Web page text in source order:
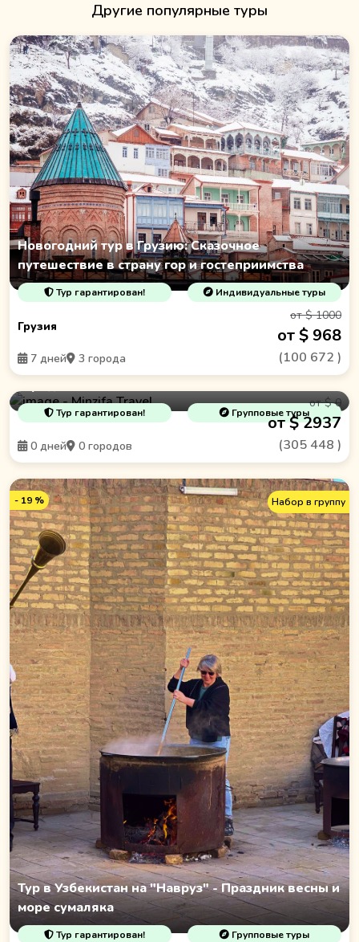
Другие популярные туры
Новогодний тур в Грузию: Сказочное
путешествие в страну гор и гостеприимства
Тур гарантирован! Индивидуальные туры
Грузия
7 дней 3 города
от $ 1000
от $ 968
(100 672 )
Иран за 12 дней: чудесная история и красота
Тур гарантирован! Групповые туры
0 дней 0 городов
от $ 0
от $ 2937
(305 448 )
Набор в группу
- 19 %
Тур в Узбекистан на "Навруз" - Праздник весны и
море сумаляка
Тур гарантирован! Групповые туры